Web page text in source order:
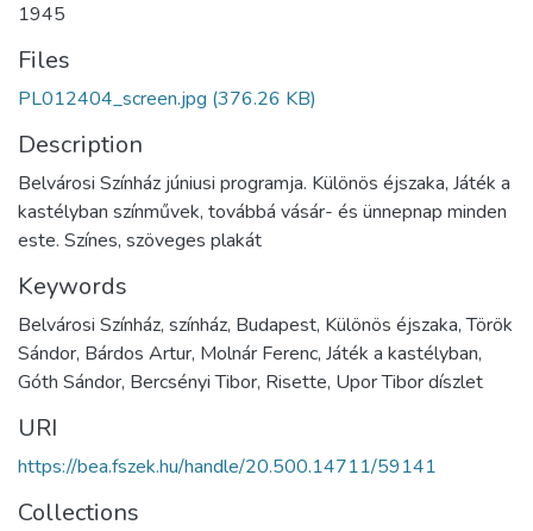
1945
Files
PL012404_screen.jpg (376.26 KB)
Description
Belvárosi Színház júniusi programja. Különös éjszaka, Játék a
kastélyban színművek, továbbá vásár- és ünnepnap minden
este. Színes, szöveges plakát
Keywords
Belvárosi Színház, színház, Budapest, Különös éjszaka, Török
Sándor, Bárdos Artur, Molnár Ferenc, Játék a kastélyban,
Góth Sándor, Bercsényi Tibor, Risette, Upor Tibor díszlet
URI
https://bea.fszek.hu/handle/20.500.14711/59141
Collections